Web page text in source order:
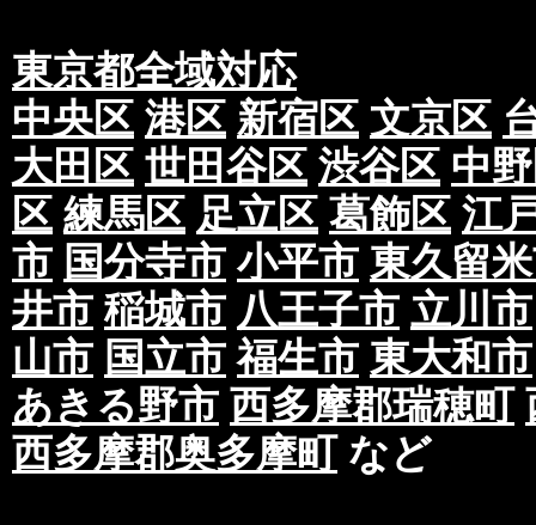
東京都全域対応
中央区 港区 新宿区 文京区
大田区 世田谷区 渋谷区 中
区 練馬区 足立区 葛飾区 江
市 国分寺市 小平市 東久留
井市 稲城市 八王子市 立川市
山市 国立市 福生市 東大和市
あきる野市 西多摩郡瑞穂町
西多摩郡奥多摩町など